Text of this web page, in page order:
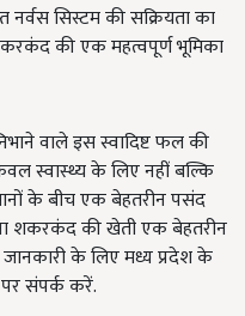
सिस्टम की सक्रियता का
की एक महत्वपूर्ण भूमिका
वाले इस स्वादिष्ट फल की
स्वास्थ्य के लिए नहीं बल्कि
के बीच एक बेहतरीन पसंद
शकरकंद की खेती एक बेहतरीन
के लिए मध्य प्रदेश के
पर संपर्क करें.